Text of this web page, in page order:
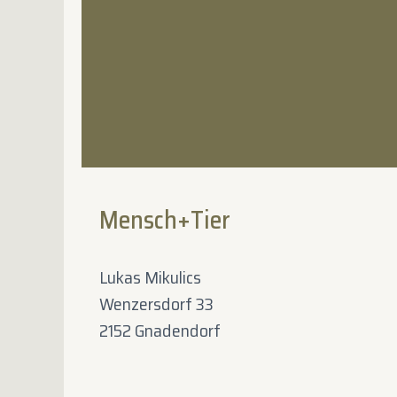
Mensch+Tier
Lukas Mikulics
Wenzersdorf 33
2152 Gnadendorf